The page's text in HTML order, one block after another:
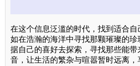
在这个信息泛滥的时代，找到适合
如在浩瀚的海洋中寻找那颗璀璨的
据自己的喜好去探索，寻找那些能
音，让生活的繁杂与喧嚣暂时远离，